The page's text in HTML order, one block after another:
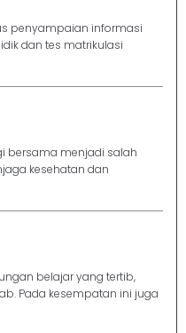
penyampaian informasi
dan tes matrikulasi
bersama menjadi salah
kesehatan dan
belajar yang tertib,
Pada kesempatan ini juga